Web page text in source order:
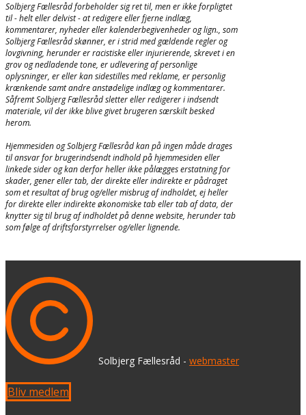
Solbjerg Fællesråd forbeholder sig ret til, men er ikke forpligtet
til - helt eller delvist - at redigere eller fjerne indlæg,
kommentarer, nyheder eller kalenderbegivenheder og lign., som
Solbjerg Fællesråd skønner, er i strid med gældende regler og
lovgivning, herunder er racistiske eller injurierende, skrevet i en
grov og nedladende tone, er udlevering af personlige
oplysninger, er eller kan sidestilles med reklame, er personlig
krænkende samt andre anstødelige indlæg og kommentarer.
Såfremt Solbjerg Fællesråd sletter eller redigerer i indsendt
materiale, vil der ikke blive givet brugeren særskilt besked
herom.
Hjemmesiden og Solbjerg Fællesråd kan på ingen måde drages
til ansvar for brugerindsendt indhold på hjemmesiden eller
linkede sider og kan derfor heller ikke pålægges erstatning for
skader, gener eller tab, der direkte eller indirekte er pådraget
som et resultat af brug og/eller misbrug af indholdet, ej heller
for direkte eller indirekte økonomiske tab eller tab af data, der
knytter sig til brug af indholdet på denne website, herunder tab
som følge af driftsforstyrrelser og/eller lignende.
​ Solbjerg Fællesråd - webmaster
Bliv medlem